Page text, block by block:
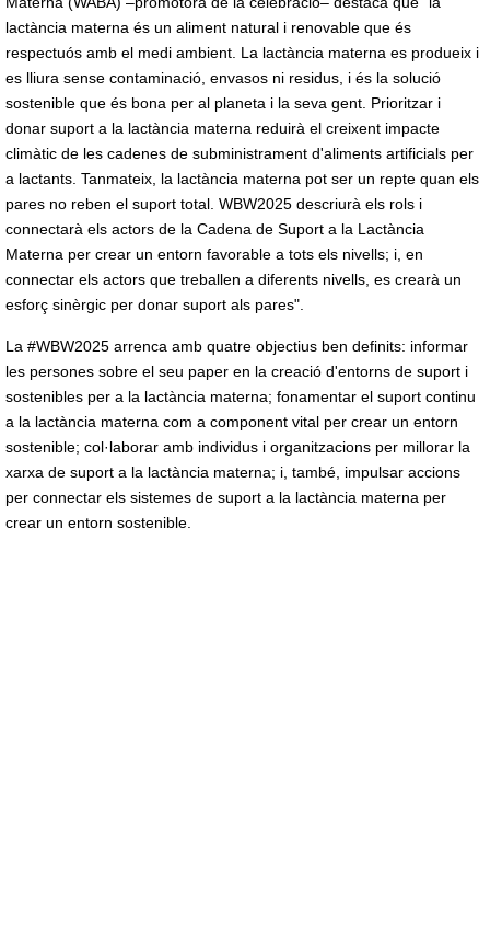
lactància materna és un aliment natural i renovable que és
respectuós amb el medi ambient. La lactància materna es produeix i
es lliura sense contaminació, envasos ni residus, i és la solució
sostenible que és bona per al planeta i la seva gent. Prioritzar i
donar suport a la lactància materna reduirà el creixent impacte
climàtic de les cadenes de subministrament d'aliments artificials per
a lactants. Tanmateix, la lactància materna pot ser un repte quan els
pares no reben el suport total. WBW2025 descriurà els rols i
connectarà els actors de la Cadena de Suport a la Lactància
Materna per crear un entorn favorable a tots els nivells; i, en
connectar els actors que treballen a diferents nivells, es crearà un
esforç sinèrgic per donar suport als pares".
La #WBW2025 arrenca amb quatre objectius ben definits: informar
les persones sobre el seu paper en la creació d'entorns de suport i
sostenibles per a la lactància materna; fonamentar el suport continu
a la lactància materna com a component vital per crear un entorn
sostenible; col·laborar amb individus i organitzacions per millorar la
xarxa de suport a la lactància materna; i, també, impulsar accions
per connectar els sistemes de suport a la lactància materna per
crear un entorn sostenible.